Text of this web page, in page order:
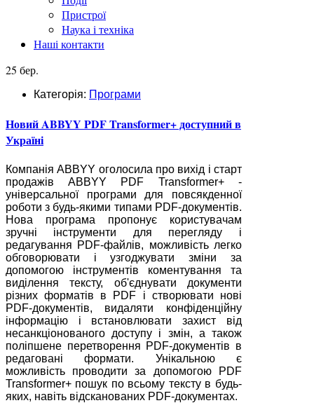
Пристрої
Наука і техніка
Наші контакти
25 бер.
Категорія: Програми
Новий ABBYY PDF Transformer+ доступний в
Україні
Компанія ABBYY оголосила про вихід і старт
продажів ABBYY PDF Transformer+ -
універсальної програми для повсякденної
роботи з будь-якими типами PDF-документів.
Нова програма пропонує користувачам
зручні інструменти для перегляду і
редагування PDF-файлів, можливість легко
обговорювати і узгоджувати зміни за
допомогою інструментів коментування та
виділення тексту, об'єднувати документи
різних форматів в PDF і створювати нові
PDF-документів, видаляти конфіденційну
інформацію і встановлювати захист від
несанкціонованого доступу і змін, а також
поліпшене перетворення PDF-документів в
редаговані формати. Унікальною є
можливість проводити за допомогою PDF
Transformer+ пошук по всьому тексту в будь-
яких, навіть відсканованих PDF-документах.